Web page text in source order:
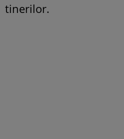
tinerilor.